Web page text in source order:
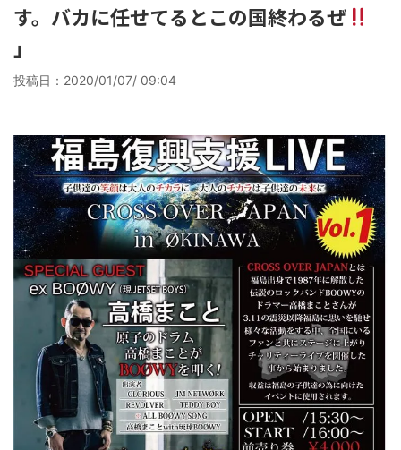
す。バカに任せてるとこの国終わるぜ
」
投稿日： 2020/01/07/ 09:04